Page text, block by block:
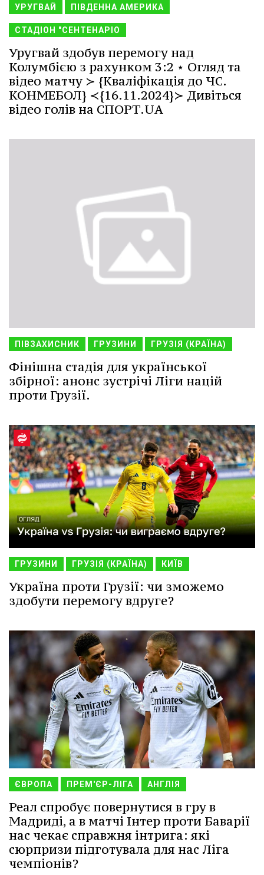
УРУГВАЙ ПІВДЕННА АМЕРИКА
СТАДІОН "СЕНТЕНАРІО
Уругвай здобув перемогу над
Колумбією з рахунком 3:2 ⋆ Огляд та
відео матчу ≻ {Кваліфікація до ЧС.
КОНМЕБОЛ} ≺{16.11.2024}≻ Дивіться
відео голів на СПОРТ.UA
ПІВЗАХИСНИК ГРУЗИНИ ГРУЗІЯ (КРАЇНА)
Фінішна стадія для української
збірної: анонс зустрічі Ліги націй
проти Грузії.
ГРУЗИНИ ГРУЗІЯ (КРАЇНА) КИЇВ
Україна проти Грузії: чи зможемо
здобути перемогу вдруге?
ЄВРОПА ПРЕМ'ЄР-ЛІГА АНГЛІЯ
Реал спробує повернутися в гру в
Мадриді, а в матчі Інтер проти Баварії
нас чекає справжня інтрига: які
сюрпризи підготувала для нас Ліга
чемпіонів?